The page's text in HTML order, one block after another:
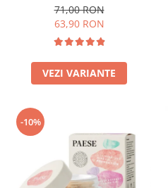
71,00 RON
63,90 RON
VEZI VARIANTE
-10%